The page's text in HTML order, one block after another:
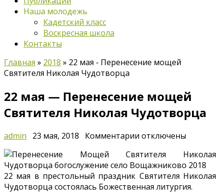
Наша молодежь
Кадетский класс
Воскресная школа
Контакты
Главная » 2018 » 22 мая - Перенесение мощей
Святителя Николая Чудотворца
22 мая — Перенесение мощей
Святителя Николая Чудотворца
admin 23 мая, 2018 Комментарии к
22
мая
—
Перенесение
отключены
22 мая в престольный праздник Святителя Николая
Чудотворца состоялась Божественная литургия.